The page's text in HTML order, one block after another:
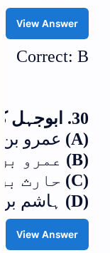
View Answer
Correct: B
30. ابوجہل کا اصل نام کیا تھا؟
(A)
عمرو بن
(B)
عمرو
(C)
حارث
(D)
ہاشم
View Answer